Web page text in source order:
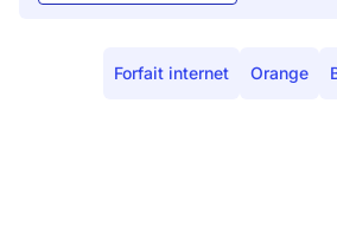
Forfait internet Orange